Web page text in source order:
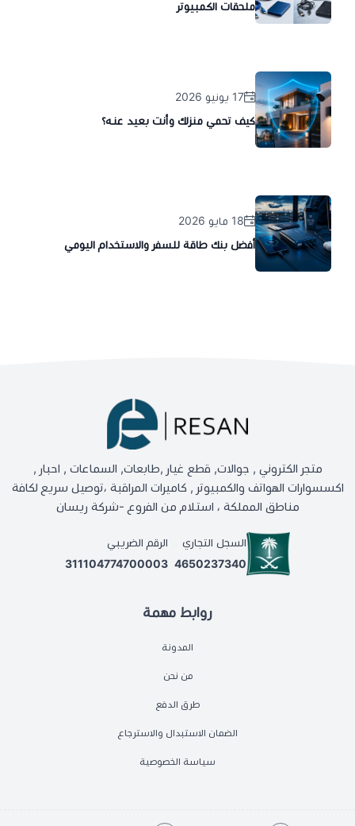
ملحقات الكمبيوتر
17 يونيو 2026
كيف تحمي منزلك وأنت بعيد عنه؟
18 مايو 2026
أفضل بنك طاقة للسفر والاستخدام اليومي
روابط مهمة
المدونة
من نحن
طرق الدفع
الضمان الاستبدال والاسترجاع
سياسة الخصوصية
متجر الكتروني , جوالات, قطع غيار ,طابعات, السماعات , احبار ,
اكسسوارات الهواتف والكمبيوتر , كاميرات المراقبة ،توصيل سريع لكافة
مناطق المملكة ، استلام من الفروع -شركة ريسان
السجل التجاري
4650237340
الرقم الضريبي
311104774700003